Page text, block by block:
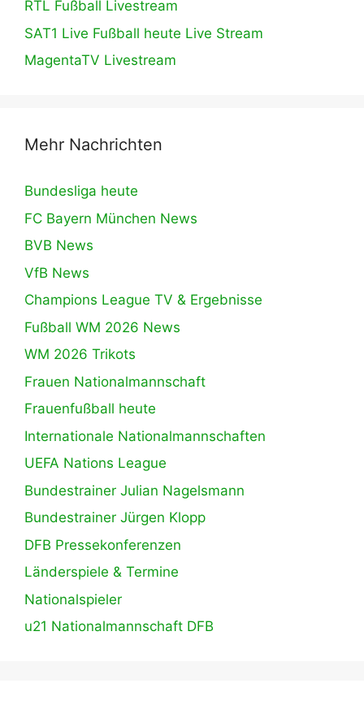
RTL Fußball Livestream
SAT1 Live Fußball heute Live Stream
MagentaTV Livestream
Mehr Nachrichten
Bundesliga heute
FC Bayern München News
BVB News
VfB News
Champions League TV & Ergebnisse
Fußball WM 2026 News
WM 2026 Trikots
Frauen Nationalmannschaft
Frauenfußball heute
Internationale Nationalmannschaften
UEFA Nations League
Bundestrainer Julian Nagelsmann
Bundestrainer Jürgen Klopp
DFB Pressekonferenzen
Länderspiele & Termine
Nationalspieler
u21 Nationalmannschaft DFB